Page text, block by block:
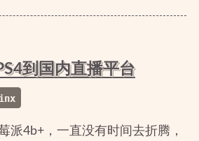
到国内直播平台
派4b+，一直没有时间去折腾，